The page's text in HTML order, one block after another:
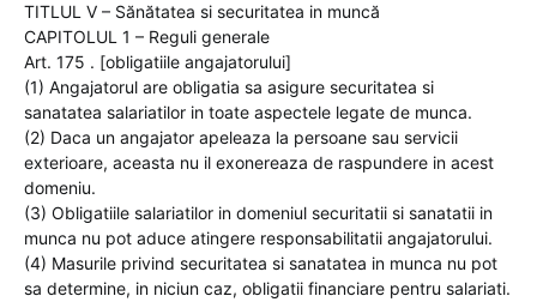
TITLUL V – Sănătatea si securitatea in muncă
CAPITOLUL 1 – Reguli generale
Art. 175 . [obligatiile angajatorului]
(1) Angajatorul are obligatia sa asigure securitatea si
sanatatea salariatilor in toate aspectele legate de munca.
(2) Daca un angajator apeleaza la persoane sau servicii
exterioare, aceasta nu il exonereaza de raspundere in acest
domeniu.
(3) Obligatiile salariatilor in domeniul securitatii si sanatatii in
munca nu pot aduce atingere responsabilitatii angajatorului.
(4) Masurile privind securitatea si sanatatea in munca nu pot
sa determine, in niciun caz, obligatii financiare pentru salariati.